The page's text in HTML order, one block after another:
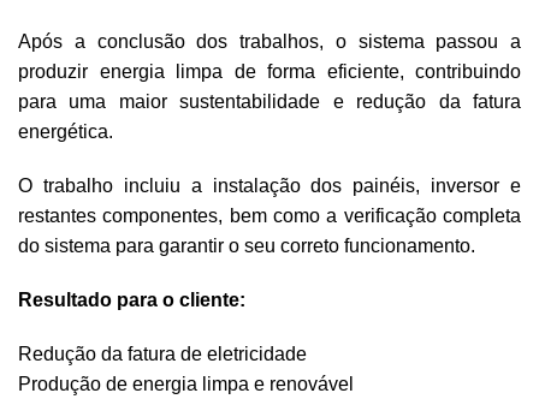
Após a conclusão dos trabalhos, o sistema passou a
produzir energia limpa de forma eficiente, contribuindo
para uma maior sustentabilidade e redução da fatura
energética.
O trabalho incluiu a instalação dos painéis, inversor e
restantes componentes, bem como a verificação completa
do sistema para garantir o seu correto funcionamento.
Resultado para o cliente:
Redução da fatura de eletricidade
Produção de energia limpa e renovável